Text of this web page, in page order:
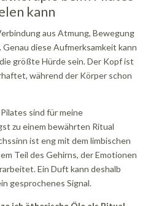
kann
aus Atmung, Bewegung
diese Aufmerksamkeit kann
größte Hürde sein. Der Kopf ist
während der Körper schon
sind für meine
zu einem bewährten Ritual
ist eng mit dem limbischen
Teil des Gehirns, der Emotionen
Ein Duft kann deshalb
gesprochenes Signal.